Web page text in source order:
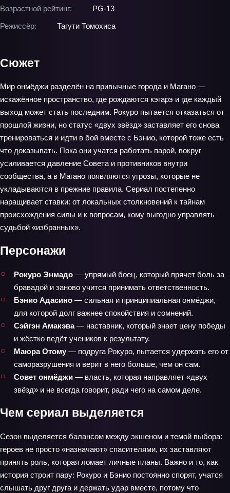
Возрастной рейтинг:
PG-13
Режиссёр:
Тагути Томохиса
Сюжет
Мир онмёджи разделён на привычные города и Магано —
искажённое пространство, где рождаются кэгарэ и где каждый
выход может стать последним. Рокуро пытается отказаться от
прошлой жизни, но статус «двух звёзд» заставляет его снова
тренироваться и идти в бой вместе с Бэнио, которой тоже есть
что доказывать. Пока они учатся работать парой, вокруг
усиливается давление Совета и противников внутри
сообщества, а в Магано появляются угрозы, которые не
укладываются в прежние правила. Сериал постепенно
наращивает ставки: от локальных столкновений к тайнам
происхождения силы и к вопросам, кому выгодно управлять
судьбой «избранных».
Персонажи
Рокуро Энмадо — упрямый боец, который прячет боль за
бравадой и заново учится принимать ответственность.
Бэнио Адасино — сильная и принципиальная онмёджи,
для которой долг важнее спокойствия и сомнений.
Сэйгэн Амакэва— наставник, который знает цену победы
и жёстко ведёт учеников к результату.
Маюра Отому — подруга Рокуро, пытается удержать его от
саморазрушения и верит в него больше, чем он сам.
Совет онмёджи — власть, которая направляет «двух
звёзд» и не всегда говорит, ради чего на самом деле.
Чем сериал выделяется
Сезон выделяется балансом между экшеном и темой выбора:
героев не просто «назначают» спасителями, их заставляют
принять роль, которая ломает личные планы. Важно и то, как
история строит пару: Рокуро и Бэнио постоянно спорят, учатся
слышать друг друга и держать удар вместе, потому что